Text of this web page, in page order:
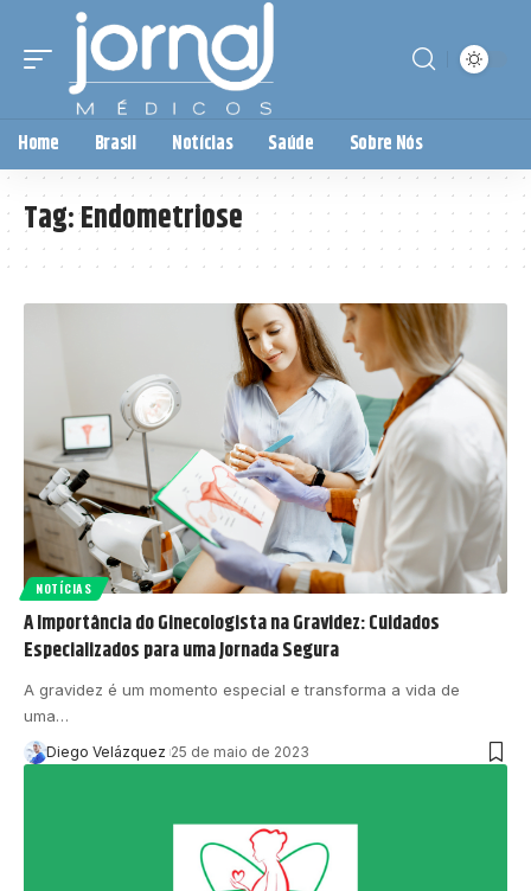
Home Brasil Notícias Saúde Sobre Nós
Tag:Endometriose
NOTÍCIAS
A Importância do Ginecologista na Gravidez: Cuidados
Especializados para uma Jornada Segura
A gravidez é um momento especial e transforma a vida de
uma…
Diego Velázquez 25 de maio de 2023